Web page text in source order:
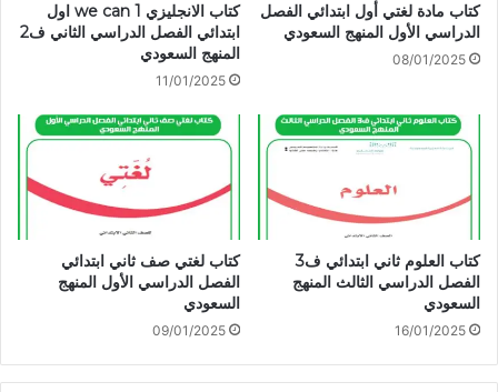
كتاب مادة لغتي أول ابتدائي الفصل
الدراسي الأول المنهج السعودي
08/01/2025
كتاب الانجليزي we can 1 اول
ابتدائي الفصل الدراسي الثاني ف2
المنهج السعودي
11/01/2025
كتاب العلوم ثاني ابتدائي ف3
الفصل الدراسي الثالث المنهج
السعودي
16/01/2025
كتاب لغتي صف ثاني ابتدائي
الفصل الدراسي الأول المنهج
السعودي
09/01/2025